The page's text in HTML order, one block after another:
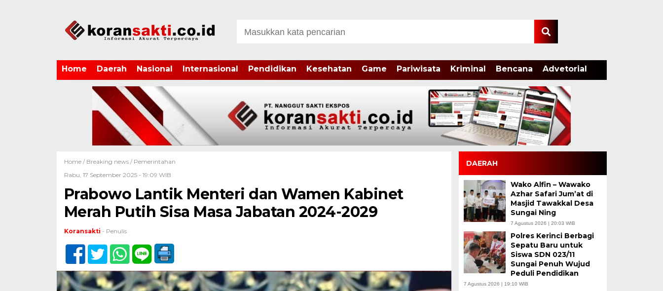
Home Daerah Nasional Internasional Pendidikan Kesehatan Game Pariwisata Kriminal Bencana Advetorial
Home / Breaking news/ Pemerintahan
Rabu, 17 September 2025 - 19:09 WIB
Prabowo Lantik Menteri dan Wamen Kabinet
Merah Putih Sisa Masa Jabatan 2024-2029
Koransakti - Penulis
DAERAH
Wako Alfin – Wawako
Azhar Safari Jum’at di
Masjid Tawakkal Desa
Sungai Ning
7 Agustus 2026 | 20:03 WIB
Polres Kerinci Berbagi
Sepatu Baru untuk
Siswa SDN 023/11
Sungai Penuh Wujud
Peduli Pendidikan
7 Agustus 2026 | 19:10 WIB